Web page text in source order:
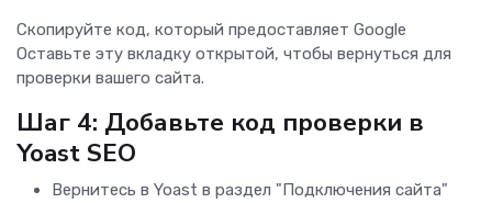
Скопируйте код, который предоставляет Google
Оставьте эту вкладку открытой, чтобы вернуться для
проверки вашего сайта.
Шаг 4: Добавьте код проверки в
Yoast SEO
Вернитесь в Yoast в раздел "Подключения сайта"